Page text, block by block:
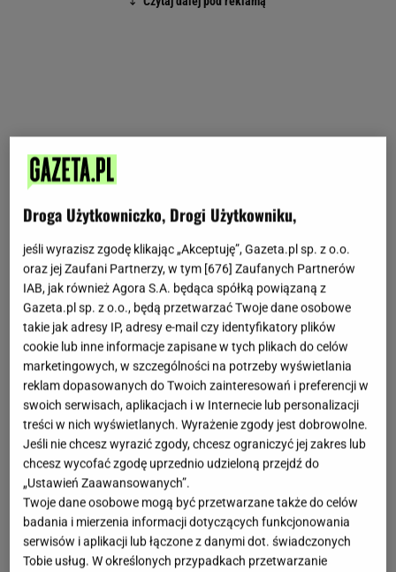
Droga Użytkowniczko, Drogi Użytkowniku,
jeśli wyrazisz zgodę klikając „Akceptuję”, Gazeta.pl sp. z o.o.
oraz jej Zaufani Partnerzy, w tym [676] Zaufanych Partnerów
IAB, jak również Agora S.A. będąca spółką powiązaną z
Gazeta.pl sp. z o.o., będą przetwarzać Twoje dane osobowe
takie jak adresy IP, adresy e-mail czy identyfikatory plików
cookie lub inne informacje zapisane w tych plikach do celów
marketingowych, w szczególności na potrzeby wyświetlania
reklam dopasowanych do Twoich zainteresowań i preferencji w
swoich serwisach, aplikacjach i w Internecie lub personalizacji
treści w nich wyświetlanych. Wyrażenie zgody jest dobrowolne.
Jeśli nie chcesz wyrazić zgody, chcesz ograniczyć jej zakres lub
chcesz wycofać zgodę uprzednio udzieloną przejdź do
„Ustawień Zaawansowanych”.
Twoje dane osobowe mogą być przetwarzane także do celów
badania i mierzenia informacji dotyczących funkcjonowania
serwisów i aplikacji lub łączone z danymi dot. świadczonych
Tobie usług. W określonych przypadkach przetwarzanie